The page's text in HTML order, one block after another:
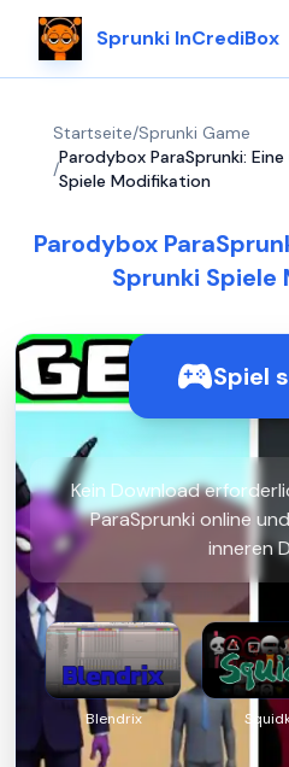
Sprunki InCrediBox
Startseite/Sprunki Game
/
Parodybox ParaSprunki:
Spiele Modifikation
Parodybox
Sprunki
Spiel
Kein Download
ParaSprunki online
inneren
Blendrix